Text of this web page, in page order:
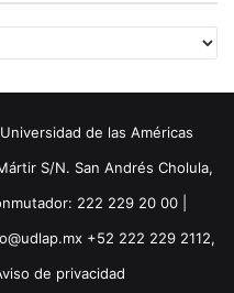
de las Américas
S/N. San Andrés Cholula,
222 229 20 00 |
+52 222 229 2112,
de privacidad